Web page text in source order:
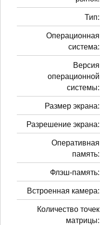
Тип:
Операционная
система:
Версия
операционной
системы:
Размер экрана:
Разрешение экрана:
Оперативная
память:
Флэш-память:
Встроенная камера:
Количество точек
матрицы: